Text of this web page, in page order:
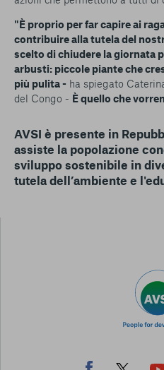
"È​ proprio per far capire ai
contribuire alla tutela del
scelto di chiudere la giornata
arbusti: piccole piante che
più pulita - ha spiegato
del Congo - È​ quello che
AVSI è presente in
assiste la popolazione
sviluppo sostenibile in
tutela dell’ambiente e